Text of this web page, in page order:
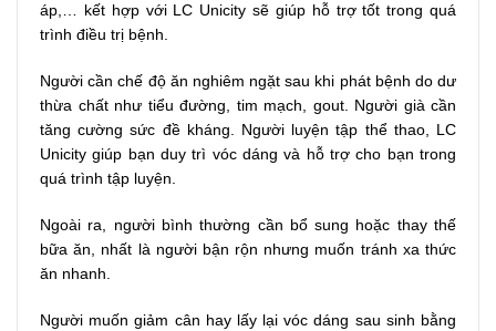
áp,… kết hợp với LC Unicity sẽ giúp hỗ trợ tốt trong quá
trình điều trị bệnh.
Người cần chế độ ăn nghiêm ngặt sau khi phát bệnh do dư
thừa chất như tiểu đường, tim mạch, gout. Người già cần
tăng cường sức đề kháng. Người luyện tập thể thao, LC
Unicity giúp bạn duy trì vóc dáng và hỗ trợ cho bạn trong
quá trình tập luyện.
Ngoài ra, người bình thường cần bổ sung hoặc thay thế
bữa ăn, nhất là người bận rộn nhưng muốn tránh xa thức
ăn nhanh.
Người muốn giảm cân hay lấy lại vóc dáng sau sinh bằng